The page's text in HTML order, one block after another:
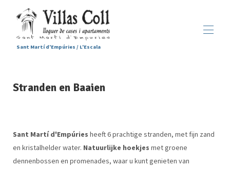
Sant Martí d'Empúries / L'Escala
Accommodaties
Contact
Stranden en Baaien
Sant Martí d'Empúries heeft 6 prachtige stranden, met fijn zand
en kristalhelder water. Natuurlijke hoekjes met groene
dennenbossen en promenades, waar u kunt genieten van